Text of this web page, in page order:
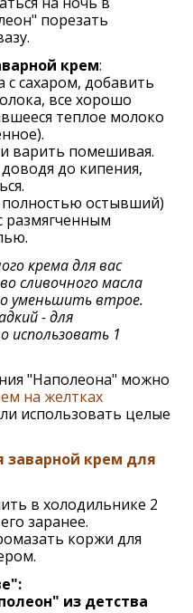
порезать
крем:
сахаром, добавить
все хорошо
теплое молоко
варить помeшивая.
доводя до кипeния,
полностью остывший)
размягченным
крема для вас
сливочного масла
уменьшить втрое.
- для
использовать 1
"Наполеона" можно
на желтках
использовать целые
заварной крем для
в холодильнике 2
заранее.
коржи для
из детства